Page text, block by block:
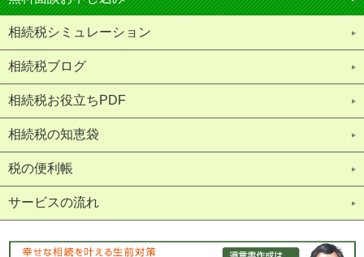
相続税シミュレーション
相続税ブログ
相続税お役立ちPDF
相続税の知恵袋
税の便利帳
サービスの流れ